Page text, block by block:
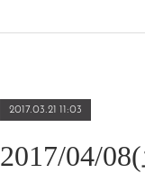
2017.03.21 11:03
2017/04/